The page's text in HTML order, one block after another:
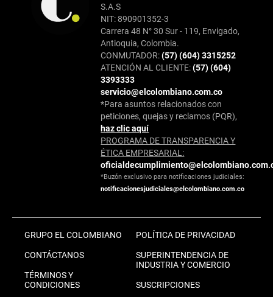
S.A.S
NIT: 890901352-3
Carrera 48 N° 30 Sur - 119, Envigado,
Antioquia, Colombia.
CONMUTADOR:(57) (604) 3315252
ATENCIÓN AL CLIENTE:(57) (604)
3393333
servicio@elcolombiano.com.co
*Para asuntos relacionados con
peticiones, quejas y reclamos (PQR),
haz clic aquí
PROGRAMA DE TRANSPARENCIA Y
ÉTICA EMPRESARIAL:
*Buzón exclusivo para notificaciones judiciales:
notificacionesjudiciales@elcolombiano.com.co
GRUPO EL COLOMBIANO
CONTÁCTANOS
TÉRMINOS Y
CONDICIONES
POLÍTICA DE PRIVACIDAD
SUPERINTENDENCIA DE
INDUSTRIA Y COMERCIO
SUSCRIPCIONES